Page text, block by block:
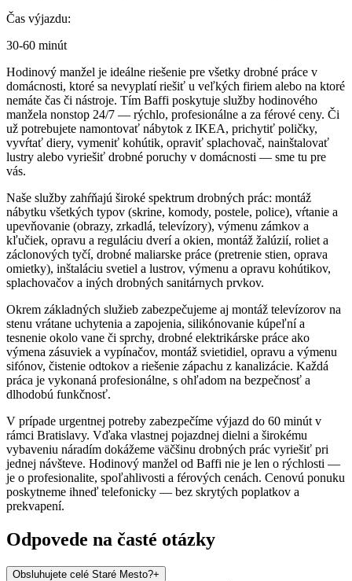
Čas výjazdu:
30-60 minút
Hodinový manžel je ideálne riešenie pre všetky drobné práce v
domácnosti, ktoré sa nevyplatí riešiť u veľkých firiem alebo na ktoré
nemáte čas či nástroje. Tím Baffi poskytuje služby hodinového
manžela nonstop 24/7 — rýchlo, profesionálne a za férové ceny. Či
už potrebujete namontovať nábytok z IKEA, prichytiť poličky,
vyvŕtať diery, vymeniť kohútik, opraviť splachovač, nainštalovať
lustry alebo vyriešiť drobné poruchy v domácnosti — sme tu pre
vás.
Naše služby zahŕňajú široké spektrum drobných prác: montáž
nábytku všetkých typov (skrine, komody, postele, police), vŕtanie a
upevňovanie (obrazy, zrkadlá, televízory), výmenu zámkov a
kľučiek, opravu a reguláciu dverí a okien, montáž žalúzií, roliet a
záclonových tyčí, drobné maliarske práce (pretrenie stien, oprava
omietky), inštaláciu svetiel a lustrov, výmenu a opravu kohútikov,
splachovačov a iných drobných sanitárnych prvkov.
Okrem základných služieb zabezpečujeme aj montáž televízorov na
stenu vrátane uchytenia a zapojenia, silikónovanie kúpeľní a
tesnenie okolo vane či sprchy, drobné elektrikárske práce ako
výmena zásuviek a vypínačov, montáž svietidiel, opravu a výmenu
sifónov, čistenie odtokov a riešenie zápachu z kanalizácie. Každá
práca je vykonaná profesionálne, s ohľadom na bezpečnosť a
dlhodobú funkčnosť.
V prípade urgentnej potreby zabezpečíme výjazd do 60 minút v
rámci Bratislavy. Vďaka vlastnej pojazdnej dielni a širokému
vybaveniu náradím dokážeme väčšinu drobných prác vyriešiť pri
jednej návšteve. Hodinový manžel od Baffi nie je len o rýchlosti —
je o profesionalite, spoľahlivosti a férových cenách. Cenovú ponuku
poskytneme ihneď telefonicky — bez skrytých poplatkov a
prekvapení.
Odpovede na časté otázky
Obsluhujete celé Staré Mesto?+